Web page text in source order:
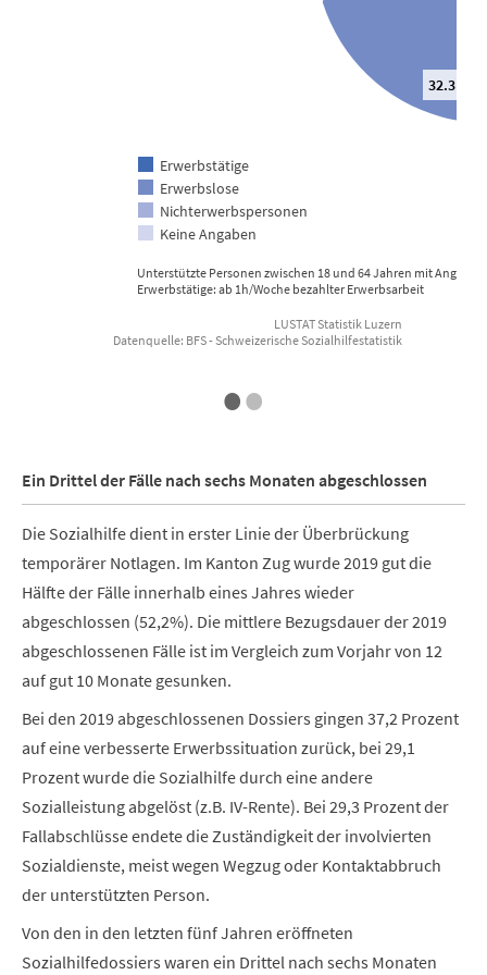
Unterstützte Personen zwischen 18 und 64 Jahren mit Angabe
Erwerbstätige: ab 1h/Woche bezahlter Erwerbsarbeit
32.3 %
Erwerbstätige
Erwerbslose
Nichterwerbspersonen
Keine Angaben
LUSTAT Statistik Luzern
Datenquelle: BFS - Schweizerische Sozialhilfestatistik
••
Ein Drittel der Fälle nach sechs Monaten abgeschlossen
Die Sozialhilfe dient in erster Linie der Überbrückung
temporärer Notlagen. Im Kanton Zug wurde 2019 gut die
Hälfte der Fälle innerhalb eines Jahres wieder
abgeschlossen (52,2%). Die mittlere Bezugsdauer der 2019
abgeschlossenen Fälle ist im Vergleich zum Vorjahr von 12
auf gut 10 Monate gesunken.
Bei den 2019 abgeschlossenen Dossiers gingen 37,2 Prozent
auf eine verbesserte Erwerbssituation zurück, bei 29,1
Prozent wurde die Sozialhilfe durch eine andere
Sozialleistung abgelöst (z.B. IV-Rente). Bei 29,3 Prozent der
Fallabschlüsse endete die Zuständigkeit der involvierten
Sozialdienste, meist wegen Wegzug oder Kontaktabbruch
der unterstützten Person.
Von den in den letzten fünf Jahren eröffneten
Sozialhilfedossiers waren ein Drittel nach sechs Monaten